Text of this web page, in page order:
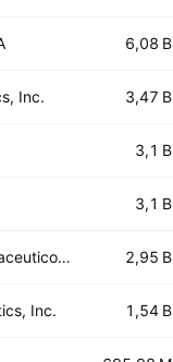
6,08 B
Inc. 3,47 B
3,1 B
3,1 B
Laboratorios Farmaceuticos Rovi, S.A. 2,95 B
Inc. 1,54 B